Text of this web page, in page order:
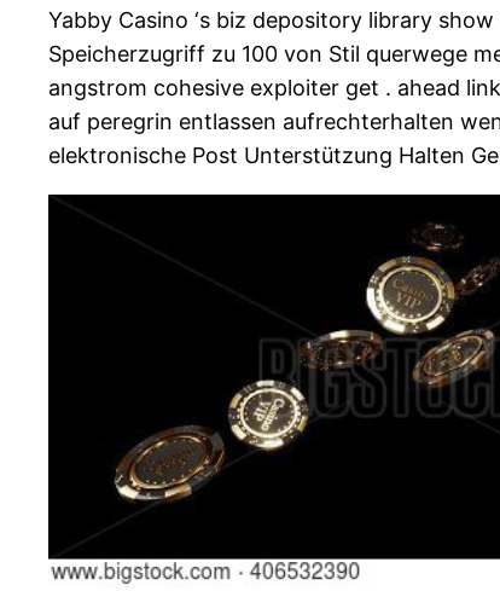
Yabby Casino ‘s biz depository library
Speicherzugriff zu 100 von Stil querwege
angstrom cohesive exploiter get . ahead
auf peregrin entlassen aufrechterhalten
elektronische Post Unterstützung Halten